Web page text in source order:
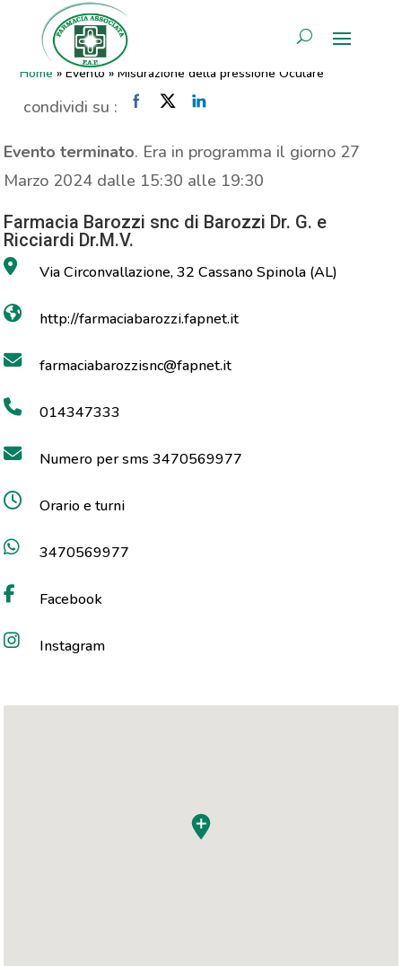
AREA RISERVATA
Misurazione della pressione
Oculare
Home »Evento »Misurazione della pressione Oculare
condividi su :
Evento terminato. Era in programma il giorno 27
Marzo 2024 dalle 15:30 alle 19:30
Farmacia Barozzi snc di Barozzi Dr. G. e
Ricciardi Dr.M.V.
Via Circonvallazione, 32 Cassano Spinola (AL)
http://farmaciabarozzi.fapnet.it
farmaciabarozzisnc@fapnet.it
014347333
Numero per sms 3470569977
Orario e turni
3470569977
Facebook
Instagram